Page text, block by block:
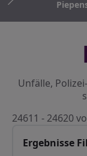
Unfälle,
24611 - 24620
Ergebnisse